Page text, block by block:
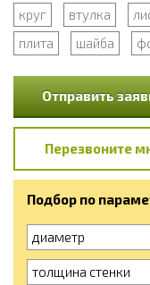
круг втулка
плита
шайба
Отправить
Перезвоните
Подбор по
диаметр
толщина стенки